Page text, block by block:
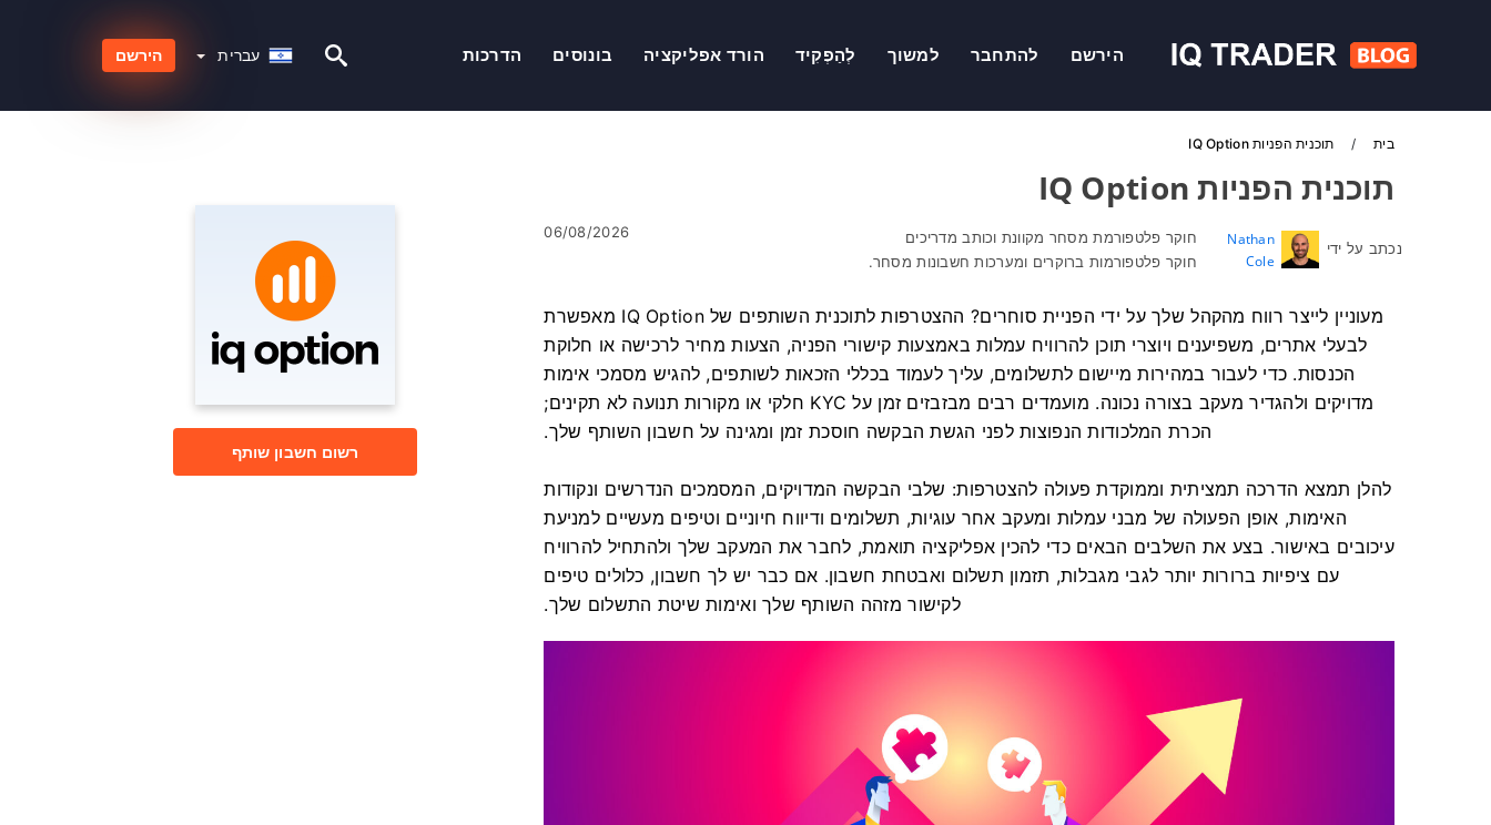
הדרכות בונוסים הורד אפליקציה לְהַפְקִיד למשוך להתחבר הירשם עברית הירשם
בית תוכנית הפניות IQ Option
תוכנית הפניות IQ Option
נכתב על ידי
Nathan
Cole
חוקר פלטפורמת מסחר מקוונת וכותב מדריכים
חוקר פלטפורמות ברוקרים ומערכות חשבונות מסחר.
06/08/2026
מעוניין לייצר רווח מהקהל שלך על ידי הפניית סוחרים? ההצטרפות לתוכנית השותפים של IQ Option מאפשרת
לבעלי אתרים, משפיענים ויוצרי תוכן להרוויח עמלות באמצעות קישורי הפניה, הצעות מחיר לרכישה או חלוקת
הכנסות. כדי לעבור במהירות מיישום לתשלומים, עליך לעמוד בכללי הזכאות לשותפים, להגיש מסמכי אימות
מדויקים ולהגדיר מעקב בצורה נכונה. מועמדים רבים מבזבזים זמן על KYC חלקי או מקורות תנועה לא תקינים;
הכרת המלכודות הנפוצות לפני הגשת הבקשה חוסכת זמן ומגינה על חשבון השותף שלך.
להלן תמצא הדרכה תמציתית וממוקדת פעולה להצטרפות: שלבי הבקשה המדויקים, המסמכים הנדרשים ונקודות
האימות, אופן הפעולה של מבני עמלות ומעקב אחר עוגיות, תשלומים ודיווח חיוניים וטיפים מעשיים למניעת
עיכובים באישור. בצע את השלבים הבאים כדי להכין אפליקציה תואמת, לחבר את המעקב שלך ולהתחיל להרוויח
עם ציפיות ברורות יותר לגבי מגבלות, תזמון תשלום ואבטחת חשבון. אם כבר יש לך חשבון, כלולים טיפים
לקישור מזהה השותף שלך ואימות שיטת התשלום שלך.
רשום חשבון שותף